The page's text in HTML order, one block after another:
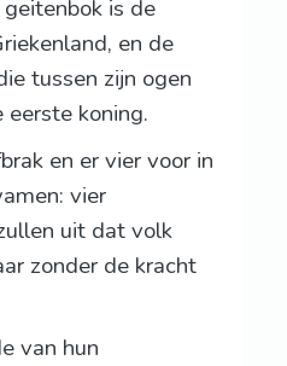
is de
en de
tussen zijn ogen
koning.
en er vier voor in
vier
uit dat volk
zonder de kracht
van hun